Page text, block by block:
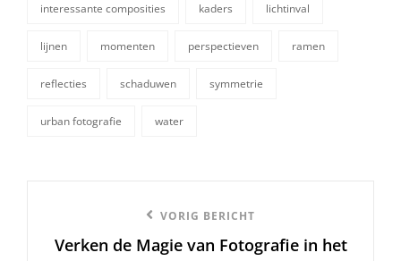
tags,
interessante composities kaders lichtinval
lijnen momenten perspectieven ramen
reflecties schaduwen symmetrie
urban fotografie water
bericht
VORIG BERICHT
Verken de Magie van Fotografie in het